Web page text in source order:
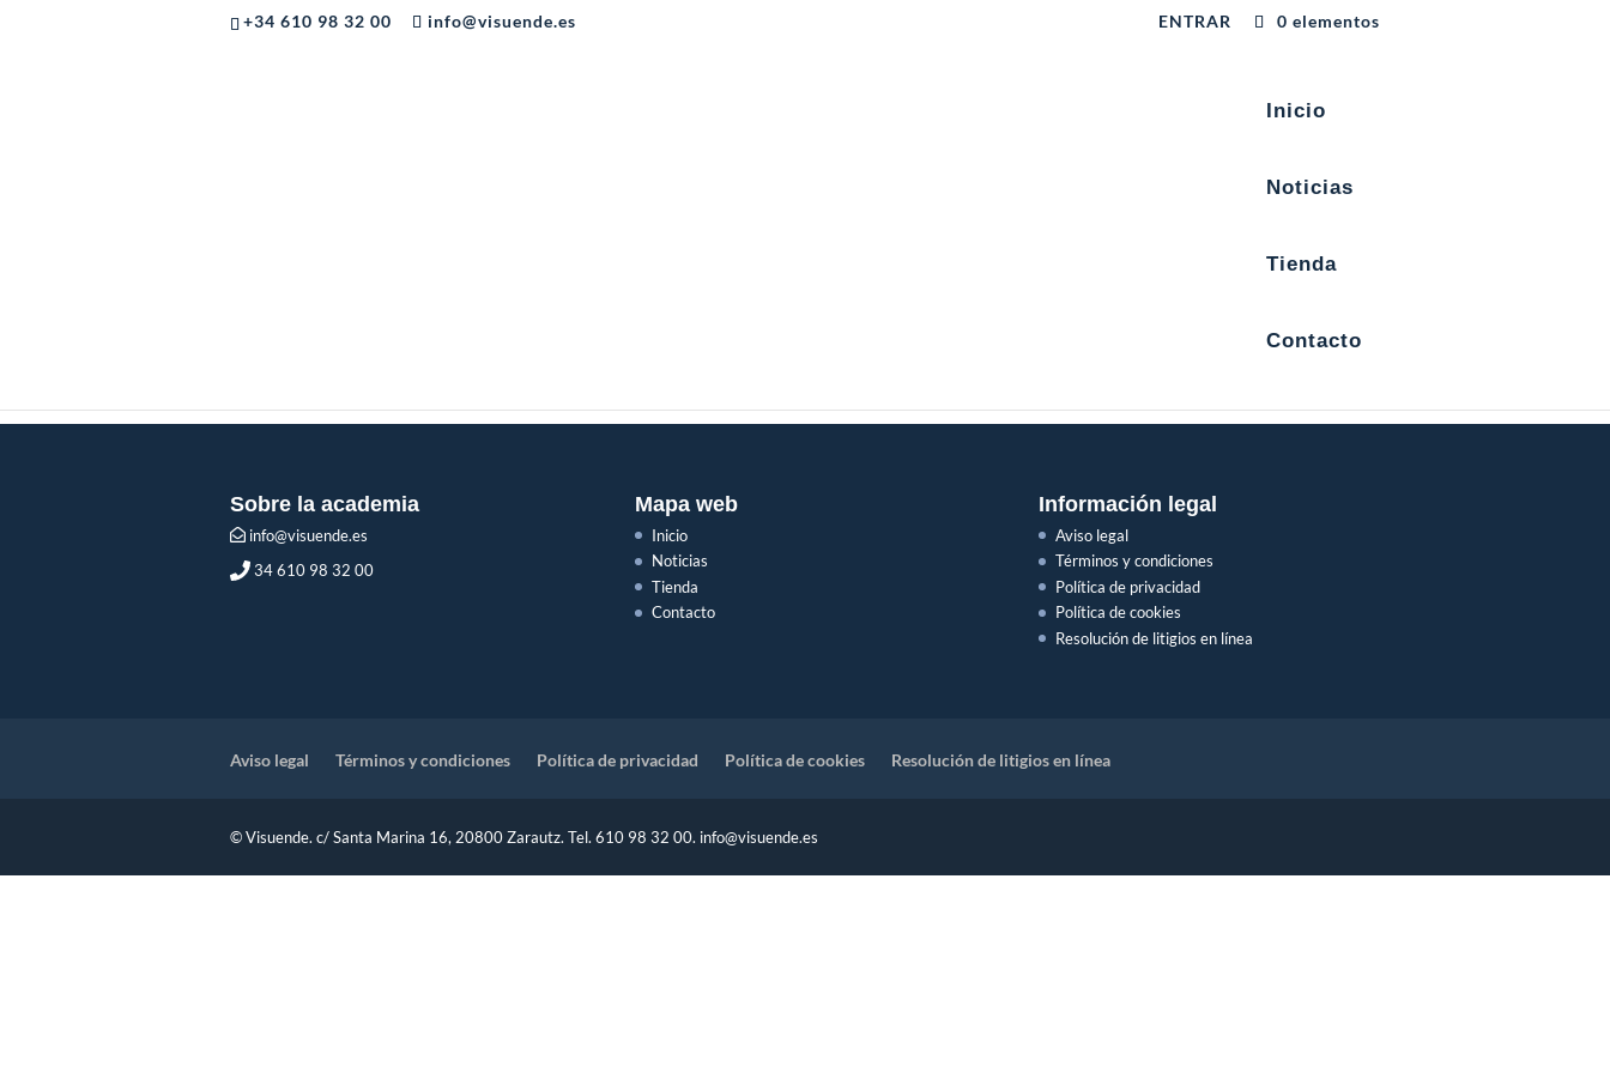
+34 610 98 32 00 info@visuende.es ENTRAR 0 elementos
Inicio
Noticias
Tienda
Contacto
Sobre la academia
info@visuende.es
34 610 98 32 00
Mapa web
Inicio
Noticias
Tienda
Contacto
Información legal
Aviso legal
Términos y condiciones
Política de privacidad
Política de cookies
Resolución de litigios en línea
Aviso legal Términos y condiciones Política de privacidad Política de cookies Resolución de litigios en línea
© Visuende. c/ Santa Marina 16, 20800 Zarautz. Tel. 610 98 32 00. info@visuende.es